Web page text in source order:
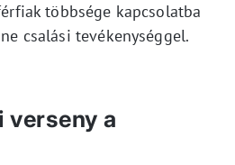
többsége kapcsolatba
csalási tevékenységgel.
verseny a